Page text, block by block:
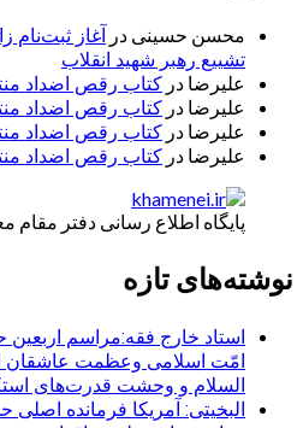
محسن حسینی در آغاز ثبت‌نام
تشییع رهبر شهید انقلاب
علیرضا در کتاب رقص اضداد
علیرضا در کتاب رقص اضداد
علیرضا در کتاب رقص اضداد
علیرضا در کتاب رقص اضداد
پایگاه اطلاع رسانی دفتر
نوشته‌های تازه
استاد خارج فقه:مراسم
امّت اسلامی وعظمت عاشقان
السلام و وحشت قدرت‌های
البخیتی: آمریکا فرمانده